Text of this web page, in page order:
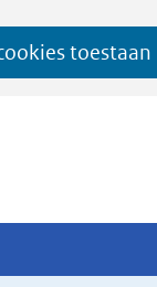
toestaan
Ga
naar